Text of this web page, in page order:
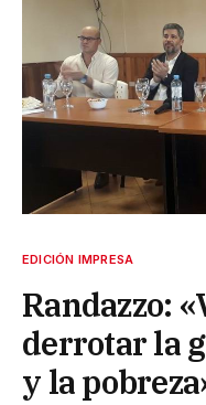
EDICIÓN IMPRESA
Randazzo:
derrotar la
y la